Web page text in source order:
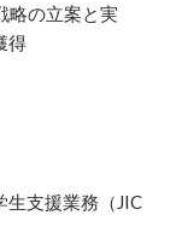
略の立案と実
得
生支援業務（JIC